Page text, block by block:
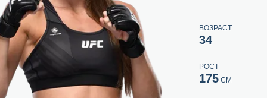
ВОЗРАСТ
34
РОСТ
175СМ